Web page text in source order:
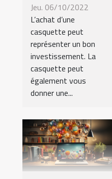
Jeu. 06/10/2022
L’achat d’une
casquette peut
représenter un bon
investissement. La
casquette peut
également vous
donner une...